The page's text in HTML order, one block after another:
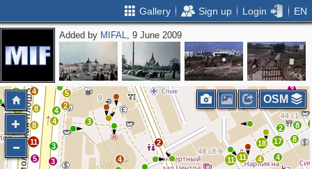
Gallery Sign up Login EN
Added by MIFAL, 9 June 2009
3
3
11
5
4
3 8
5
2
6
4
4
6
8
5
2
4
4
3
3
2
2
2
4
11
11
2 8
8
17
4
18
4
3
OSM